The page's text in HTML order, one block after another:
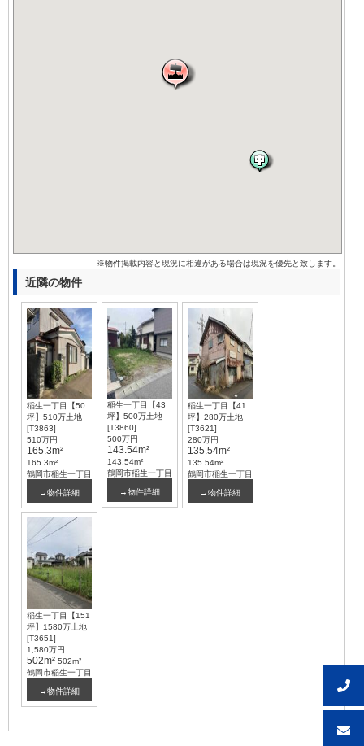
※物件掲載内容と現況に相違がある場合は現況を優先と致します。
近隣の物件
稲生一丁目【50
坪】510万土地
[T3863]
510万円
165.3m²
165.3m²
鶴岡市稲生一丁目
→物件詳細
稲生一丁目【43
坪】500万土地
[T3860]
500万円
143.54m²
143.54m²
鶴岡市稲生一丁目
→物件詳細
稲生一丁目【41
坪】280万土地
[T3621]
280万円
135.54m²
135.54m²
鶴岡市稲生一丁目
→物件詳細
稲生一丁目【151
坪】1580万土地
[T3651]
1,580万円
502m² 502m²
鶴岡市稲生一丁目
→物件詳細